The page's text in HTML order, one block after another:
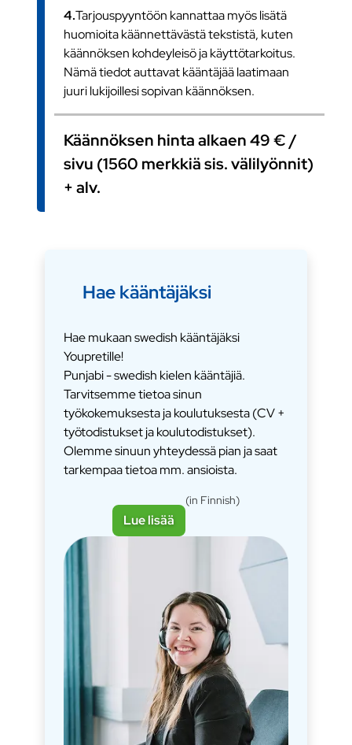
4.Tarjouspyyntöön kannattaa myös lisätä
huomioita käännettävästä tekstistä, kuten
käännöksen kohdeyleisö ja käyttötarkoitus.
Nämä tiedot auttavat kääntäjää laatimaan
juuri lukijoillesi sopivan käännöksen.
Käännöksen hinta alkaen 49 € /
sivu (1560 merkkiä sis. välilyönnit)
+ alv.
Hae kääntäjäksi
Hae mukaan swedish kääntäjäksi
Youpretille!
Punjabi - swedish kielen kääntäjiä.
Tarvitsemme tietoa sinun
työkokemuksesta ja koulutuksesta (CV +
työtodistukset ja koulutodistukset).
Olemme sinuun yhteydessä pian ja saat
tarkempaa tietoa mm. ansioista.
Lue lisää
(in Finnish)